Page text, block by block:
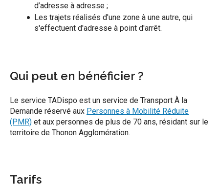
d’adresse à adresse ;
Les trajets réalisés d'une zone à une autre, qui
s'effectuent d'adresse à point d'arrêt.
Qui peut en bénéficier ?
Le service TADispo est un service de Transport À la
Demande réservé aux Personnes à Mobilité Réduite
(PMR) et aux personnes de plus de 70 ans, résidant sur le
territoire de Thonon Agglomération.
Tarifs